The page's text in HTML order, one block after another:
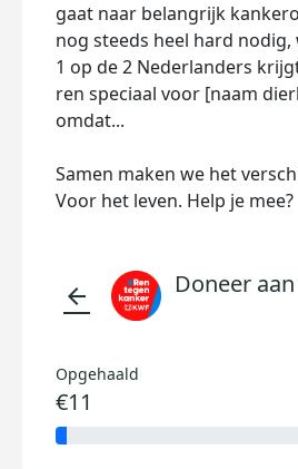
gaat naar belangrijk
nog steeds heel hard
1 op de 2 Nederlanders
ren speciaal voor [naam
omdat...
Samen maken we het
Voor het leven. Help je mee?
arrow_back Doneer
Opgehaald
€11